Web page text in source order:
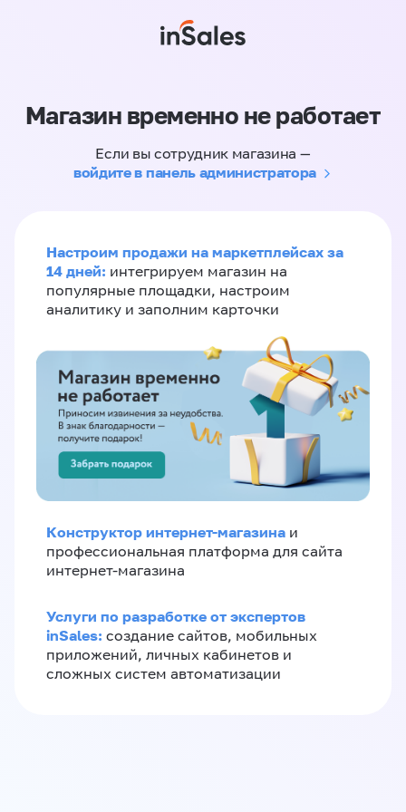
Магазин временно не работает
Если вы сотрудник магазина —
войдите в панель администратора
Настроим продажи на маркетплейсах за
14 дней: интегрируем магазин на
популярные площадки, настроим
аналитику и заполним карточки
Конструктор интернет-магазина и
профессиональная платформа для сайта
интернет-магазина
Услуги по разработке от экспертов
inSales: создание сайтов, мобильных
приложений, личных кабинетов и
сложных систем автоматизации